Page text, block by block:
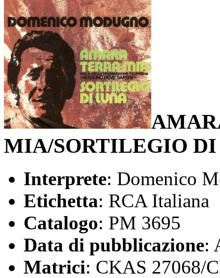
MIA/SORTILEGIO
Interprete: Domenico
Etichetta: RCA Italiana
Catalogo: PM 3695
Data di pubblicazione:
Matrici: CKAS 27068/